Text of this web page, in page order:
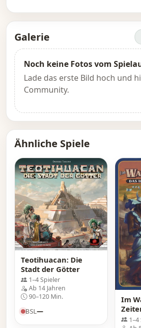
Galerie
Noch keine Fotos vom
Lade das erste Bild hoch und
Community.
Ähnliche Spiele
Teotihuacan: Die
Stadt der Götter
1–4 Spieler
Ab 14 Jahren
90–120 Min.
BSL—
Im